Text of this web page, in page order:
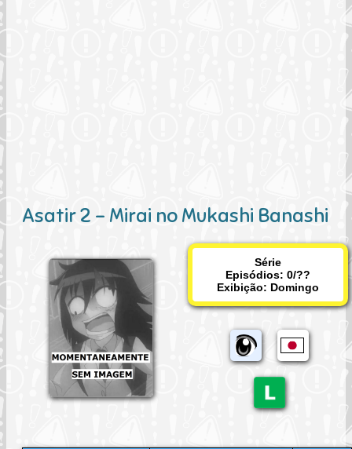
Asatir 2 - Mirai no Mukashi Banashi
Série
Episódios: 0/??
Exibição: Domingo